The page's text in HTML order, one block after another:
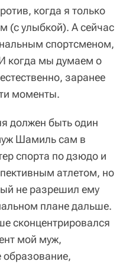
когда я только
(с улыбкой). А сейчас
спортсменом,
когда мы думаем о
заранее
моменты.
должен быть один
Шамиль сам в
спорта по дзюдо и
атлетом, но
не разрешил ему
плане дальше.
сконцентрировался
мой муж,